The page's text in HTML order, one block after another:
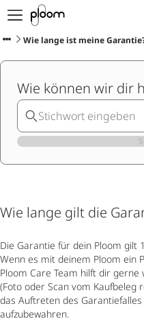
Über Ploom
Shop
Club
Support
Sorten Check
Wichtige Hinweise
Wie lange ist meine
Wie können wir dir
Wie lange gilt die
Die Garantie für dein Ploom gilt
Wenn es mit deinem Ploom ein
Ploom Care Team hilft dir gerne
(Foto oder Scan vom Kaufbeleg
das Auftreten des
aufzubewahren.